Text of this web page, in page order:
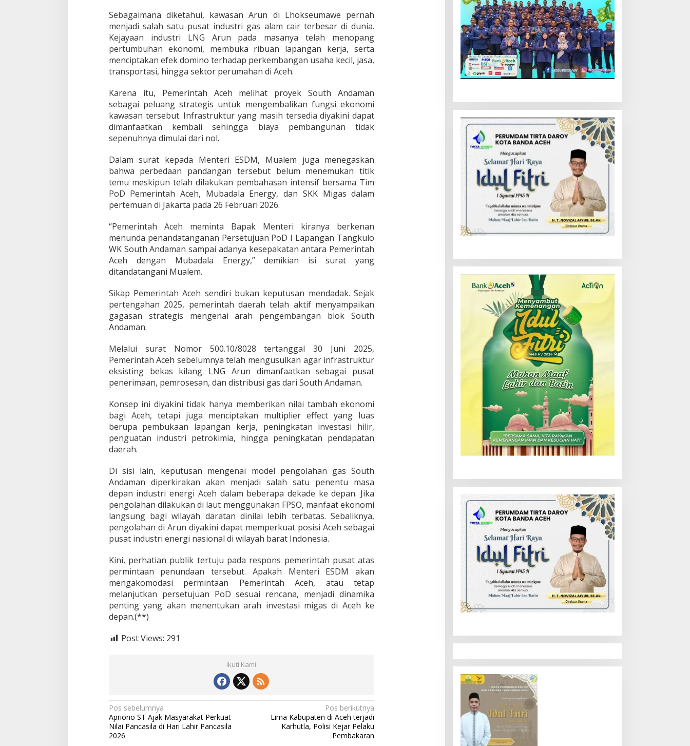
Sebagaimana diketahui, kawasan Arun di Lhokseumawe pernah
menjadi salah satu pusat industri gas alam cair terbesar di dunia.
Kejayaan industri LNG Arun pada masanya telah menopang
pertumbuhan ekonomi, membuka ribuan lapangan kerja, serta
menciptakan efek domino terhadap perkembangan usaha kecil, jasa,
transportasi, hingga sektor perumahan di Aceh.
Karena itu, Pemerintah Aceh melihat proyek South Andaman
sebagai peluang strategis untuk mengembalikan fungsi ekonomi
kawasan tersebut. Infrastruktur yang masih tersedia diyakini dapat
dimanfaatkan kembali sehingga biaya pembangunan tidak
sepenuhnya dimulai dari nol.
Dalam surat kepada Menteri ESDM, Mualem juga menegaskan
bahwa perbedaan pandangan tersebut belum menemukan titik
temu meskipun telah dilakukan pembahasan intensif bersama Tim
PoD Pemerintah Aceh, Mubadala Energy, dan SKK Migas dalam
pertemuan di Jakarta pada 26 Februari 2026.
“Pemerintah Aceh meminta Bapak Menteri kiranya berkenan
menunda penandatanganan Persetujuan PoD I Lapangan Tangkulo
WK South Andaman sampai adanya kesepakatan antara Pemerintah
Aceh dengan Mubadala Energy,” demikian isi surat yang
ditandatangani Mualem.
Sikap Pemerintah Aceh sendiri bukan keputusan mendadak. Sejak
pertengahan 2025, pemerintah daerah telah aktif menyampaikan
gagasan strategis mengenai arah pengembangan blok South
Andaman.
Melalui surat Nomor 500.10/8028 tertanggal 30 Juni 2025,
Pemerintah Aceh sebelumnya telah mengusulkan agar infrastruktur
eksisting bekas kilang LNG Arun dimanfaatkan sebagai pusat
penerimaan, pemrosesan, dan distribusi gas dari South Andaman.
Konsep ini diyakini tidak hanya memberikan nilai tambah ekonomi
bagi Aceh, tetapi juga menciptakan multiplier effect yang luas
berupa pembukaan lapangan kerja, peningkatan investasi hilir,
penguatan industri petrokimia, hingga peningkatan pendapatan
daerah.
Di sisi lain, keputusan mengenai model pengolahan gas South
Andaman diperkirakan akan menjadi salah satu penentu masa
depan industri energi Aceh dalam beberapa dekade ke depan. Jika
pengolahan dilakukan di laut menggunakan FPSO, manfaat ekonomi
langsung bagi wilayah daratan dinilai lebih terbatas. Sebaliknya,
pengolahan di Arun diyakini dapat memperkuat posisi Aceh sebagai
pusat industri energi nasional di wilayah barat Indonesia.
Kini, perhatian publik tertuju pada respons pemerintah pusat atas
permintaan penundaan tersebut. Apakah Menteri ESDM akan
mengakomodasi permintaan Pemerintah Aceh, atau tetap
melanjutkan persetujuan PoD sesuai rencana, menjadi dinamika
penting yang akan menentukan arah investasi migas di Aceh ke
depan.(**)
Post Views: 291
Ikuti Kami
N
a
v
Pos sebelumnya
Apriono ST Ajak Masyarakat Perkuat
Nilai Pancasila di Hari Lahir Pancasila
2026
Pos berikutnya
Lima Kabupaten di Aceh terjadi
Karhutla, Polisi Kejar Pelaku
Pembakaran